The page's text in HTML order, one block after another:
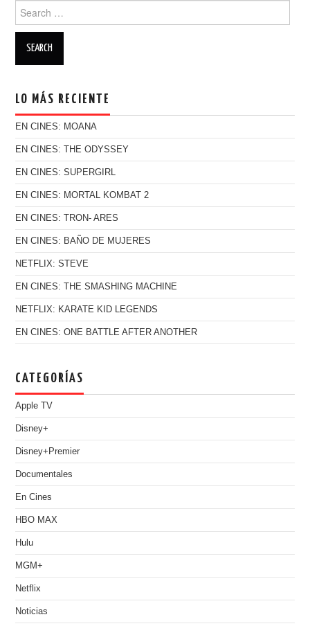
Search for:
LO MÁS RECIENTE
EN CINES: MOANA
EN CINES: THE ODYSSEY
EN CINES: SUPERGIRL
EN CINES: MORTAL KOMBAT 2
EN CINES: TRON- ARES
EN CINES: BAÑO DE MUJERES
NETFLIX: STEVE
EN CINES: THE SMASHING MACHINE
NETFLIX: KARATE KID LEGENDS
EN CINES: ONE BATTLE AFTER ANOTHER
CATEGORÍAS
Apple TV
Disney+
Disney+Premier
Documentales
En Cines
HBO MAX
Hulu
MGM+
Netflix
Noticias